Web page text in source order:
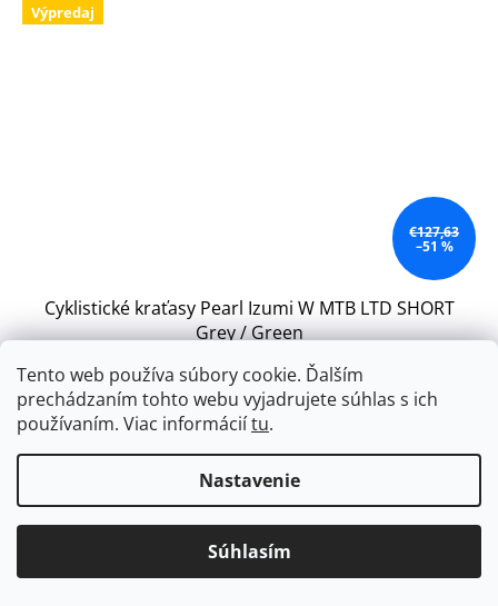
Tento web používa súbory cookie. Ďalším
prechádzaním tohto webu vyjadrujete súhlas s ich
používaním. Viac informáciítu.
Nastavenie
Súhlasím
Výpredaj
€127,63
–51 %
Cyklistické kraťasy Pearl Izumi W MTB LTD SHORT
Grey / Green
€61,54
S